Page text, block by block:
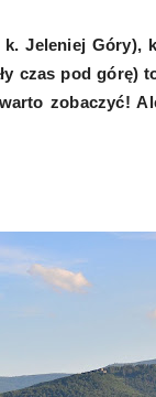
Jeleniej Góry),
czas pod górę)
zobaczyć!